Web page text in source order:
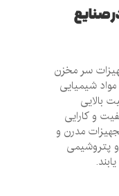
سر مخزن
مدرن و